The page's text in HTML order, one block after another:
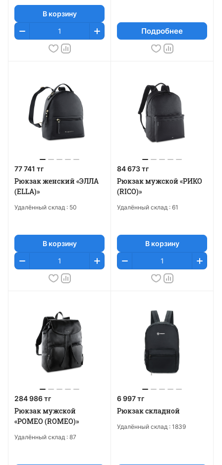
В корзину
Подробнее
77 741 тг
Рюкзак женский «ЭЛЛА
(ELLA)»
Удалённый склад : 50
В корзину
84 673 тг
Рюкзак мужской «РИКО
(RICO)»
Удалённый склад : 61
В корзину
284 986 тг
Рюкзак мужской
«РОМЕО (ROMEO)»
Удалённый склад : 87
6 997 тг
Рюкзак складной
Удалённый склад : 1839